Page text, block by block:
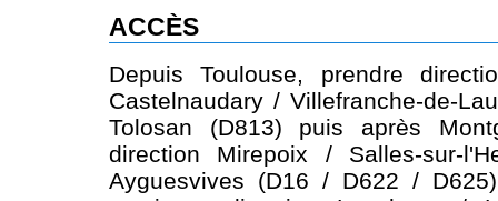
ACCÈS
Depuis Toulouse, prendre
Castelnaudary / Villefranche-de-
Tolosan (D813) puis après
direction Mirepoix / Salles-sur-
Ayguesvives (D16 / D622 /